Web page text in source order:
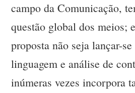
campo da Comunicação,
questão global dos meios;
proposta não seja lançar-
linguagem e análise de
inúmeras vezes incorpora